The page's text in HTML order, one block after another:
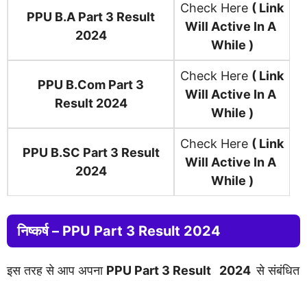
PPU B.A Part 3 Result
2024
Check Here ( Link
Will Active In A
While )
PPU B.Com Part 3
Result 2024
Check Here ( Link
Will Active In A
While )
PPU B.SC Part 3 Result
2024
Check Here ( Link
Will Active In A
While )
निष्कर्ष – PPU Part 3 Result 2024
इस तरह से आप अपना PPU Part 3 Result 2024से संबंधित